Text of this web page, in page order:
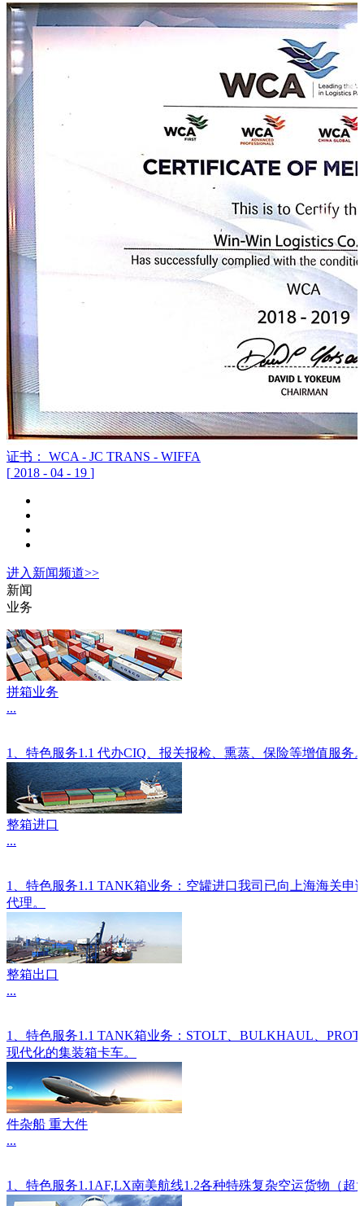
证书： WCA - JC TRANS - WIFFA
[ 2018 - 04 - 19 ]
进入 新闻频道>>
新闻
业务
拼箱业务
...
1、特色服务1.1 代办CIQ、报关报检、熏蒸、保险等增值服
整箱进口
...
1、特色服务1.1 TANK箱业务：空罐进口我司已向上海海关
代理。
整箱出口
...
1、特色服务1.1 TANK箱业务：STOLT、BULKHAUL、
现代化的集装箱卡车。
件杂船 重大件
...
1、特色服务1.1AF,LX南美航线1.2各种特殊复杂空运货物（